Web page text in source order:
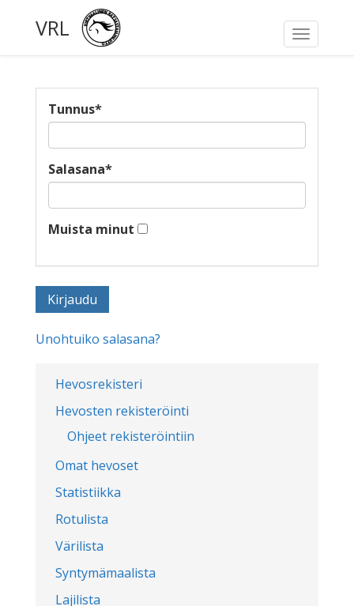
Toggle
VRL
Hevosrekisteri
Hevosten rekisteröinti
Ohjeet rekisteröintiin
Omat hevoset
Statistiikka
Rotulista
Värilista
Syntymämaalista
Lajilista
Tunnus*
Salasana*
Muista minut
Unohtuiko salasana?